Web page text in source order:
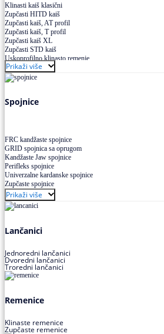
Klinasti kaiš klasični
Zupčasti HITD kaiš
Zupčasti kaiš, AT profil
Zupčasti kaiš, T profil
Zupčasti kaiš XL
Zupčasti STD kaiš
Uskoprofilno klinasto remenje
Uskoprofilno klinasto remenje spojeno
Uskoprofilno klinasto remenje XP extra power
Višekanalno remenje PJ,PK
Prikaži više
Spojnice
FRC kandžaste spojnice
GRID spojnica sa oprugom
Kandžaste Jaw spojnice
Perifleks spojnice
Univerzalne kardanske spojnice
Zupčaste spojnice
Prikaži više
Lančanici
Jednoredni lančanici
Dvoredni lančanici
Troredni lančanici
Remenice
Klinaste remenice
Zupčaste remenice